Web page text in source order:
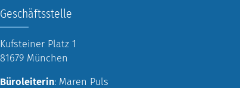
Geschäftsstelle
Kufsteiner Platz 1
81679 München
Büroleiterin: Maren Puls